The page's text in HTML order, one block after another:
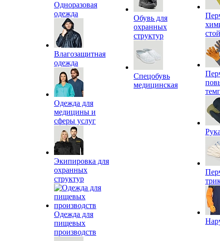
Одноразовая
одежда
Влагозащитная
одежда
Одежда для
медицины и
сферы услуг
Экипировка для
охранных
структур
Одежда для
пищевых
производств
Обувь для
охранных
структур
Спецобувь
медицинская